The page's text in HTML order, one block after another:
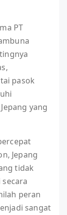
PT
pasok
yang
Jepang
tidak
peran
sangat